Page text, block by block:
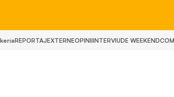
REPORTAJEXTERNEOPINIIINTERVIUDE WEEKEND